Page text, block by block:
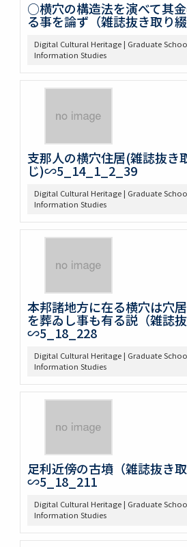
○横穴の構造法を演べて其
る事を論ず（雑誌抜き取り綴
Digital Cultural Heritage | Graduate
Information Studies
支那人の横穴住居(雑誌抜き
じ)∽5_14_1_2_39
Digital Cultural Heritage | Graduate
Information Studies
本邦諸地方に在る横穴は穴
を葬ゐし事も有る説（雑誌
∽5_18_228
Digital Cultural Heritage | Graduate
Information Studies
足利近傍の古墳（雑誌抜き取
∽5_18_211
Digital Cultural Heritage | Graduate
Information Studies